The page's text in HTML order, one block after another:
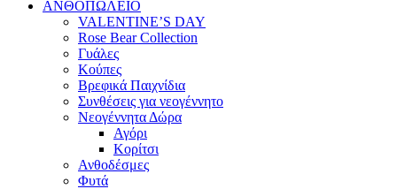
ΑΝΘΟΠΩΛΕΙΟ
VALENTINE’S DAY
Rose Bear Collection
Γυάλες
Κούπες
Βρεφικά Παιχνίδια
Συνθέσεις για νεογέννητο
Νεογέννητα Δώρα
Αγόρι
Κορίτσι
Ανθοδέσμες
Φυτά